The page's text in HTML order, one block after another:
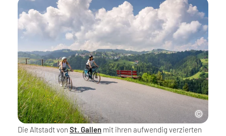
Die Altstadt von St. Gallen mit ihren aufwendig verzierten